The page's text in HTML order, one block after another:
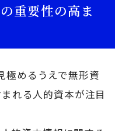
重要性の高ま
極めるうえで無形資
れる人的資本が注目